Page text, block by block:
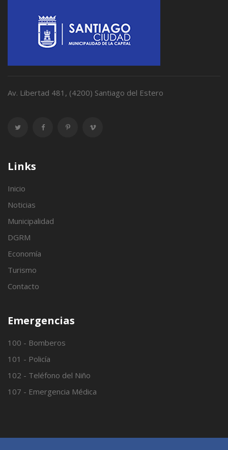
Av. Libertad 481, (4200) Santiago del Estero
Links
Inicio
Noticias
Municipalidad
DGRM
Economía
Turismo
Contacto
Emergencias
100 - Bomberos
101 - Policía
102 - Teléfono del Niño
107 - Emergencia Médica